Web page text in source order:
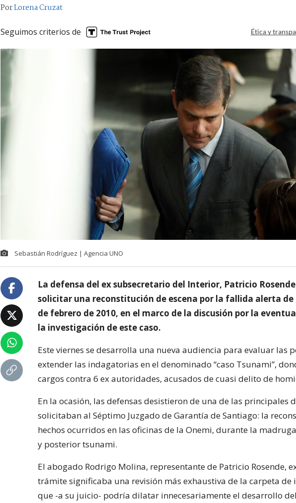
PorLorena Cruzat
Seguimos criterios de Ética y
Sebastián Rodríguez | Agencia UNO
La defensa del ex subsecretario del Interior, Patricio
solicitar una reconstitución de escena por la fallida alerta
de febrero de 2010, en el marco de la discusión por la
la investigación de este caso.
Este viernes se desarrolla una nueva audiencia para evaluar las
extender las indagatorias en el denominado “caso Tsunami”,
cargos contra 6 ex autoridades, acusados de cuasi delito de
En la ocasión, las defensas desistieron de una de las principales
solicitaban al Séptimo Juzgado de Garantía de Santiago: la
hechos ocurridos en las oficinas de la Onemi, durante la
y posterior tsunami.
El abogado Rodrigo Molina, representante de Patricio Rosende,
trámite significaba una revisión más exhaustiva de la carpeta de
que -a su juicio- podría dilatar innecesariamente el desarrollo